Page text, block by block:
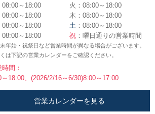
08:00～18:00
火：08:00～18:00
08:00～18:00
木：08:00～18:00
08:00～18:00
土 ：08:00～18:00
08:00～18:00 祝 ：曜日通りの営業時間
年始・祝祭日など営業時間が異なる場合がございます。
は下記の営業カレンダーをご確認ください。
間：
～18:00、(2026/2/16～6/30)8:00～17:00
営業カレンダーを見る